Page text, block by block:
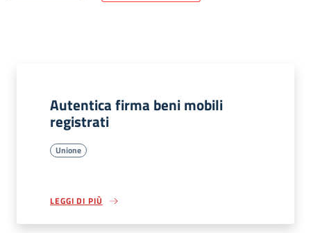
Autentica firma beni mobili
registrati
Unione
LEGGI DI PIÙ